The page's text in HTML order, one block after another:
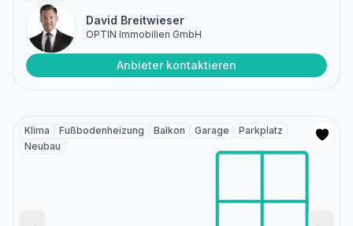
David Breitwieser
OPTIN Immobilien GmbH
Anbieter kontaktieren
Klima Fußbodenheizung Balkon Garage
Parkplatz
Neubau